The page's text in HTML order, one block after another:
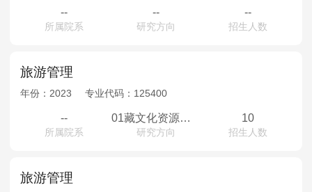
招生简章
--
所属院系
--
研究方向
--
招生人数
旅游管理
年份： 2023 专业代码： 125400
--
所属院系
01藏文化资源开发；02高原山地型目的地管理；03区域旅游与边疆发展
研究方向
10
招生人数
旅游管理